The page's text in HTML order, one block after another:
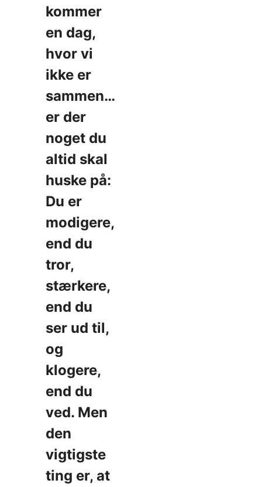
kommer
en dag,
hvor vi
ikke er
sammen…
er der
noget du
altid skal
huske på:
Du er
modigere,
end du
tror,
stærkere,
end du
ser ud til,
og
klogere,
end du
ved. Men
den
vigtigste
ting er, at